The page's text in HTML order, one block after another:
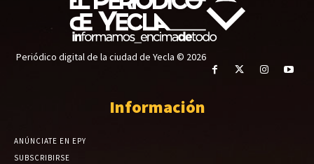
Periódico digital de la ciudad de Yecla © 2026
Información
ANÚNCIATE EN EPY
SUBSCRIBIRSE